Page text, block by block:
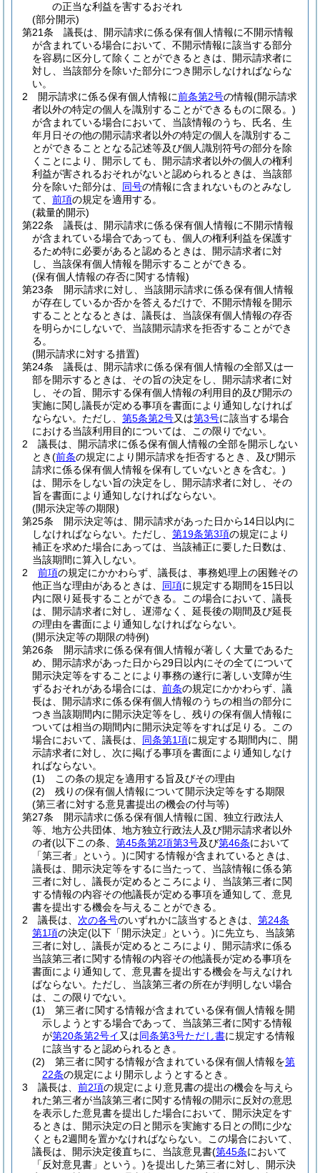
の正当な利益を害するおそれ
(部分開示)
第21条
議長は、開示請求に係る保有個人情報に不開示情報
が含まれている場合において、不開示情報に該当する部分
を容易に区分して除くことができるときは、開示請求者に
対し、当該部分を除いた部分につき開示しなければならな
い。
2
開示請求に係る保有個人情報に前条第2号の情報(開示請求
者以外の特定の個人を識別することができるものに限る。)
が含まれている場合において、当該情報のうち、氏名、生
年月日その他の開示請求者以外の特定の個人を識別するこ
とができることとなる記述等及び個人識別符号の部分を除
くことにより、開示しても、開示請求者以外の個人の権利
利益が害されるおそれがないと認められるときは、当該部
分を除いた部分は、 同号の情報に含まれないものとみなし
て、 前項の規定を適用する。
(裁量的開示)
第22条
議長は、開示請求に係る保有個人情報に不開示情報
が含まれている場合であっても、個人の権利利益を保護す
るため特に必要があると認めるときは、開示請求者に対
し、当該保有個人情報を開示することができる。
(保有個人情報の存否に関する情報)
第23条
開示請求に対し、当該開示請求に係る保有個人情報
が存在しているか否かを答えるだけで、不開示情報を開示
することとなるときは、議長は、当該保有個人情報の存否
を明らかにしないで、当該開示請求を拒否することができ
る。
(開示請求に対する措置)
第24条
議長は、開示請求に係る保有個人情報の全部又は一
部を開示するときは、その旨の決定をし、開示請求者に対
し、その旨、開示する保有個人情報の利用目的及び開示の
実施に関し議長が定める事項を書面により通知しなければ
ならない。 ただし、 第5条第2号又は第3号に該当する場合
における当該利用目的については、この限りでない。
2
議長は、開示請求に係る保有個人情報の全部を開示しない
とき(前条の規定により開示請求を拒否するとき、及び開示
請求に係る保有個人情報を保有していないときを含む。)
は、開示をしない旨の決定をし、開示請求者に対し、その
旨を書面により通知しなければならない。
(開示決定等の期限)
第25条
開示決定等は、開示請求があった日から14日以内に
しなければならない。 ただし、 第19条第3項の規定により
補正を求めた場合にあっては、当該補正に要した日数は、
当該期間に算入しない。
2
前項の規定にかかわらず、議長は、事務処理上の困難その
他正当な理由があるときは、 同項に規定する期間を15日以
内に限り延長することができる。
この場合において、議長
は、開示請求者に対し、遅滞なく、延長後の期間及び延長
の理由を書面により通知しなければならない。
(開示決定等の期限の特例)
第26条
開示請求に係る保有個人情報が著しく大量であるた
め、開示請求があった日から29日以内にその全てについて
開示決定等をすることにより事務の遂行に著しい支障が生
ずるおそれがある場合には、 前条の規定にかかわらず、議
長は、開示請求に係る保有個人情報のうちの相当の部分に
つき当該期間内に開示決定等をし、残りの保有個人情報に
ついては相当の期間内に開示決定等をすれば足りる。
この
場合において、議長は、 同条第1項に規定する期間内に、開
示請求者に対し、次に掲げる事項を書面により通知しなけ
ればならない。
(1)
この条の規定を適用する旨及びその理由
(2)
残りの保有個人情報について開示決定等をする期限
(第三者に対する意見書提出の機会の付与等)
第27条
開示請求に係る保有個人情報に国、独立行政法人
等、地方公共団体、地方独立行政法人及び開示請求者以外
の者(以下この条、 第45条第2項第3号及び第46条において
「第三者」という。)に関する情報が含まれているときは、
議長は、開示決定等をするに当たって、当該情報に係る第
三者に対し、議長が定めるところにより、当該第三者に関
する情報の内容その他議長が定める事項を通知して、意見
書を提出する機会を与えることができる。
2
議長は、 次の各号のいずれかに該当するときは、 第24条
第1項の決定(以下「開示決定」という。)に先立ち、当該第
三者に対し、議長が定めるところにより、開示請求に係る
当該第三者に関する情報の内容その他議長が定める事項を
書面により通知して、意見書を提出する機会を与えなけれ
ばならない。 ただし、当該第三者の所在が判明しない場合
は、この限りでない。
(1)
第三者に関する情報が含まれている保有個人情報を開
示しようとする場合であって、当該第三者に関する情報
が第20条第2号イ 又は同条第3号ただし書に規定する情報
に該当すると認められるとき。
(2)
第三者に関する情報が含まれている保有個人情報を第
22条の規定により開示しようとするとき。
3
議長は、 前2項の規定により意見書の提出の機会を与えら
れた第三者が当該第三者に関する情報の開示に反対の意思
を表示した意見書を提出した場合において、開示決定をす
るときは、開示決定の日と開示を実施する日との間に少な
くとも2週間を置かなければならない。
この場合において、
議長は、開示決定後直ちに、当該意見書(第45条において
「反対意見書」という。)を提出した第三者に対し、開示決